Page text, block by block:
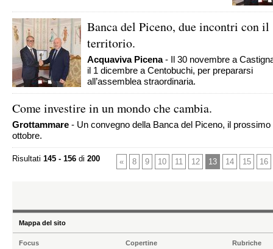
Banca del Piceno, due incontri con il
territorio.
Acquaviva Picena- Il 30 novembre a
il 1 dicembre a Centobuchi, per prepararsi
all’assemblea straordinaria.
Come investire in un mondo che cambia.
Grottammare - Un convegno della Banca del Piceno, il prossimo
ottobre.
Risultati 145 - 156 di 200 « 8 9 10 11 12 13 14 15 16
Mappa del sito
Focus
Copertine
Rubriche